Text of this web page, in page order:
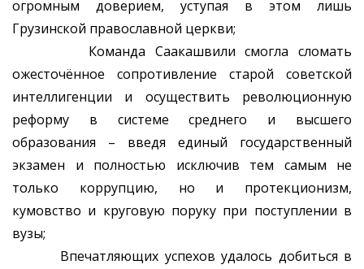
огромным доверием, уступая в этом лишь
Грузинской православной церкви;
Команда Саакашвили смогла сломать
ожесточённое сопротивление старой советской
интеллигенции и осуществить революционную
реформу в системе среднего и высшего
образования – введя единый государственный
экзамен и полностью исключив тем самым не
только коррупцию, но и протекционизм,
кумовство и круговую поруку при поступлении в
вузы;
Впечатляющих успехов удалось добиться в